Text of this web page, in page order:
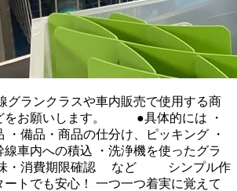
グランクラスや車内販売で使用する商
をお願いします。 ●具体的には ・
・備品・商品の仕分け、ピッキング ・
線車内への積込 ・洗浄機を使ったグラ
味・消費期限確認 など シンプル作
トでも安心！ 一つ一つ着実に覚えて